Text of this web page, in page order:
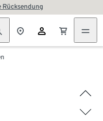
Rücksendung